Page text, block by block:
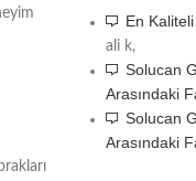
En
ali k,
Solucan
Arasındaki
Solucan
Arasındaki